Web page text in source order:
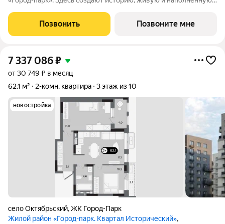
от семи до десяти этажей и двух десятиэтажных башен,
выходящих на
Позвонить Позвоните мне
7 337 086₽
от 30 749 ₽ в месяц
62,1 м²
2-комн. квартира 3 этаж из 10
новостройка
село Октябрьский,ЖК Город-Парк
Жилой район «Город-парк. Квартал Исторический»,